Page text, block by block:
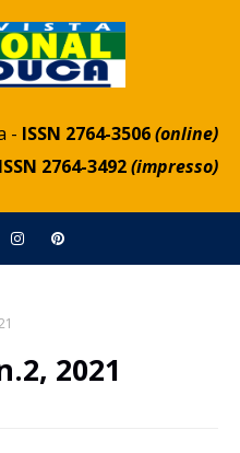
- ISSN 2764-3506(online)
ISSN 2764-3492(impresso)
2021